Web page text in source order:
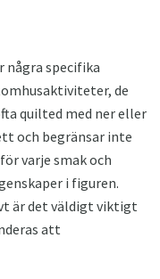
specifika
de
quilted med ner eller
och begränsar inte
varje smak och
i figuren.
är det väldigt viktigt
att